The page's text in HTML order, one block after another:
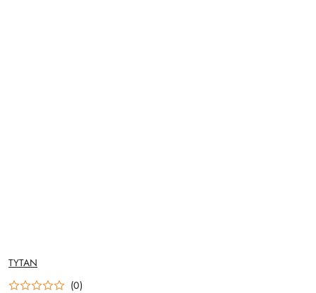
NAZWA
PRODUCENTA:
TYTAN
(0)